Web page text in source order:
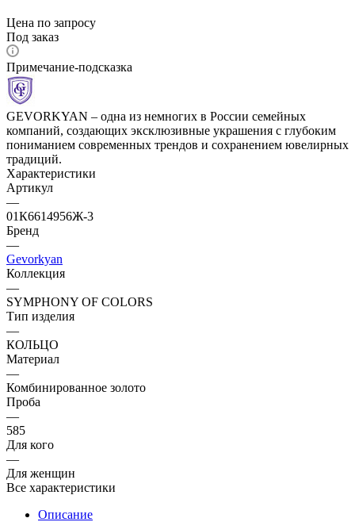
Цена по запросу
Под заказ
Примечание-подсказка
GEVORKYAN – одна из немногих в России семейных
компаний, создающих эксклюзивные украшения с глубоким
пониманием современных трендов и сохранением ювелирных
традиций.
Характеристики
Артикул
—
01К6614956Ж-3
Бренд
—
Gevorkyan
Коллекция
—
SYMPHONY OF COLORS
Тип изделия
—
КОЛЬЦО
Материал
—
Комбинированное золото
Проба
—
585
Для кого
—
Для женщин
Все характеристики
Описание